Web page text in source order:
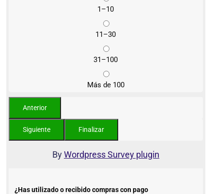
1–10
11–30
31–100
Más de 100
ByWordpress Survey plugin
¿Has utilizado o recibido compras con pago